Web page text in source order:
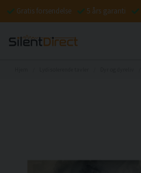
Gratis forsendelse 5 års garanti